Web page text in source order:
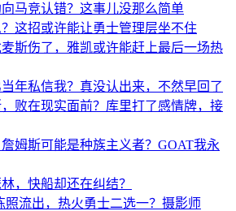
马竞认错？这事儿没那么简单
这招或许能让勇士管理层坐不住
斯伤了，雅凯或许能赶上最后一场热
年私信我？真没认出来，不然早回了
败在现实面前？库里打了感情牌，接
姆斯可能是种族主义者？GOAT我永
，快船却还在纠结？
照流出，热火勇士二选一？摄影师